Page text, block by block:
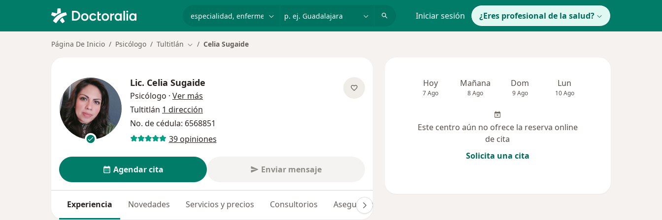
Iniciar sesión ¿Eres profesional de la salud?
Página De Inicio Psicólogo Tultitlán Cambiar de ciudad
Celia Sugaide
Lic. Celia Sugaide
Psicólogo · Ver más
Tultitlán 1 dirección
No. de cédula: 6568851
39 opiniones
Agendar cita Enviar mensaje
Experiencia Novedades Servicios y precios Consultorios Aseguradoras
Hoy
7 Ago
Mañana
8 Ago
Dom
9 Ago
Lun
10 Ago
Este centro aún no ofrece la reserva online
de cita
Solicita una cita